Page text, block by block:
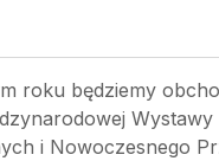
roku będziemy
i Nowoczesnego